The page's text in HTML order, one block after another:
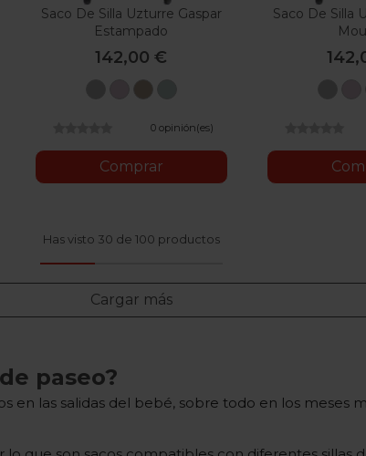
Saco De Silla Uzturre Gaspar
Estampado
142,00 €
RosaPiedra
0 opinión(es)
Comprar
Saco De Silla
Has visto 30 de 100 productos
Cargar más
paseo?
en las salidas del bebé, sobre todo en los meses